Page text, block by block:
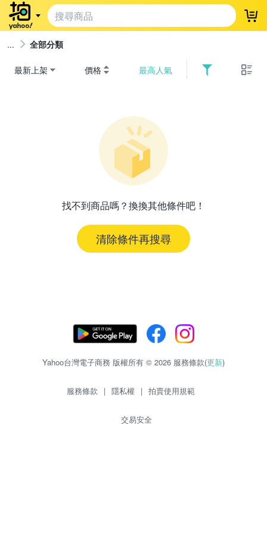
登
全部分類
最新上架 價格 最高人氣
找不到商品嗎？換換其他條件吧！
清除條件再搜尋
Yahoo台灣電子商務 版權所有 © 2026 服務條款(更新)
服務條款 | 隱私權 | 拍賣使用規範
交易安全